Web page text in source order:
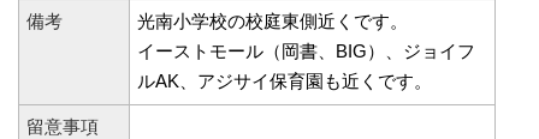
備考
光南小学校の校庭東側近くです。
イーストモール（岡書、BIG）、ジョイフ
ルAK、アジサイ保育園も近くです。
留意事項